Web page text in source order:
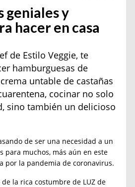
geniales y
hacer en casa
de Estilo Veggie, te
hamburguesas de
untable de castañas
cocinar no solo
sino también un delicioso
de ser una necesidad a un
para muchos, más aún en este
por la pandemia de coronavirus.
de la rica costumbre de LUZ de